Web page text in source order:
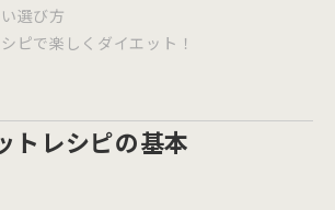
選び方
ピで楽しくダイエット！
トレシピの基本